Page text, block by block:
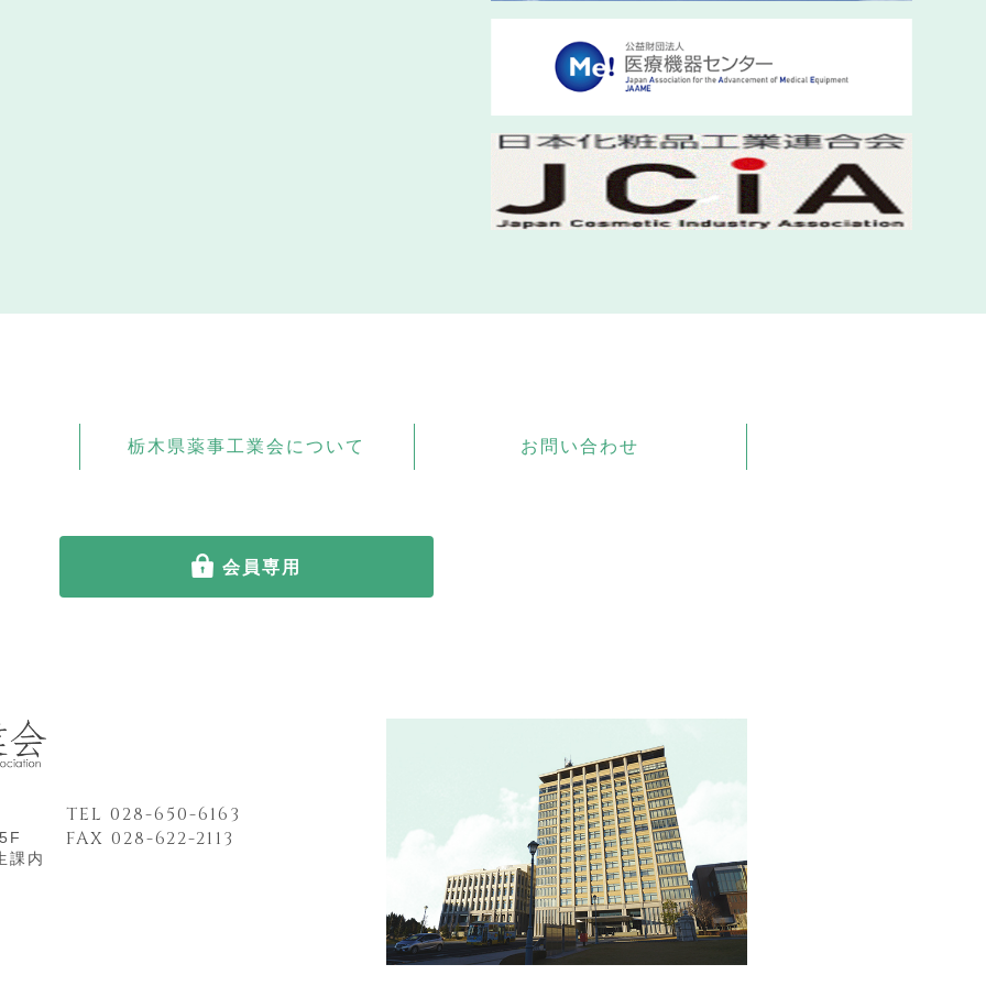
栃木県薬事工業会について お問い合わせ
会員専用
課内
TEL 028-650-6163
FAX 028-622-2113